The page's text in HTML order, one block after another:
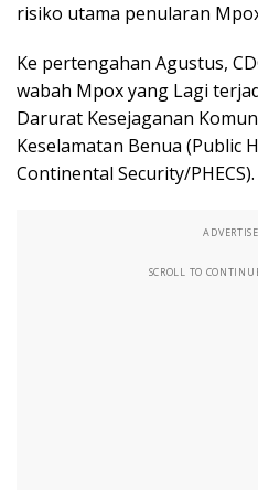
risiko utama penularan
Ke pertengahan Agustus,
wabah Mpox yang Lagi
Darurat Kesejaganan
Keselamatan Benua (Public
Continental Security/PHECS).
SCROLL TO